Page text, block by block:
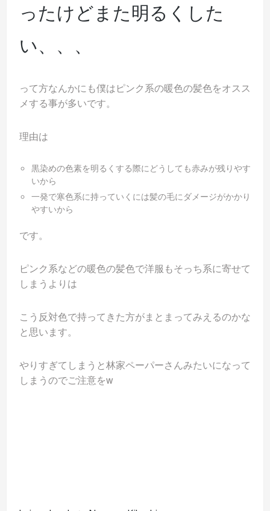
ったけどまた明るくした
い、、、
って方なんかにも僕はピンク系の暖色の髪色をオスス
メする事が多いです。
理由は
黒染めの色素を明るくする際にどうしても赤みが残りやす
いから
一発で寒色系に持っていくには髪の毛にダメージがかかり
やすいから
です。
ピンク系などの暖色の髪色で洋服もそっち系に寄せて
しまうよりは
こう反対色で持ってきた方がまとまってみえるのかな
と思います。
やりすぎてしまうと林家ペーパーさんみたいになって
しまうのでご注意をw